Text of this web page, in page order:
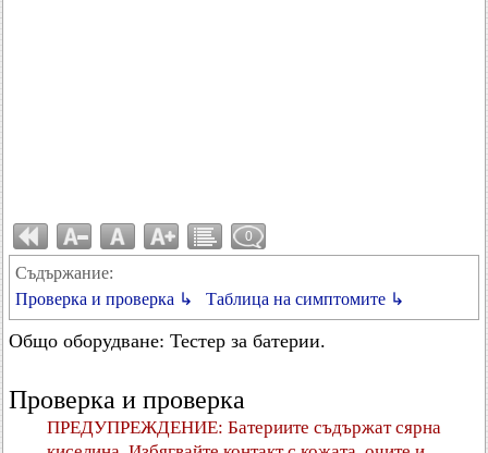
0
Съдържание:
Проверка и проверка ↳
Таблица на симптомите ↳
Общо оборудване: Тестер за батерии.
Проверка и проверка
ПРЕДУПРЕЖДЕНИЕ: Батериите съдържат сярна